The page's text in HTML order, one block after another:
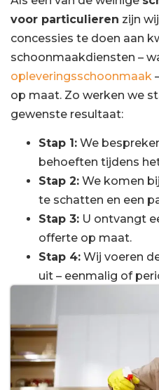
voor particulieren zijn
concessies te doen aan
schoonmaakdiensten –
opleveringsschoonmaak
op maat. Zo werken we
gewenste resultaat:
Stap 1: We
behoeften tijdens
Stap 2: We komen
te schatten en een
Stap 3: U ontvangt
offerte op maat.
Stap 4: Wij voeren
uit – eenmalig of